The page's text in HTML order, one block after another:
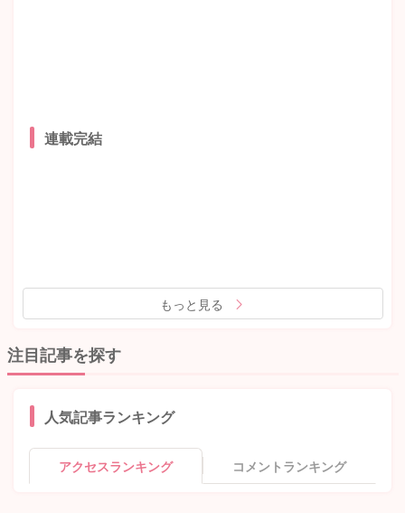
連載完結
もっと見る
注目記事を探す
人気記事ランキング
アクセスランキング コメントランキング